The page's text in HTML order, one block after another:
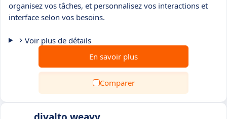
organisez vos tâches, et personnalisez vos interactions et
interface selon vos besoins.
Voir plus de détails
En savoir plus
Comparer